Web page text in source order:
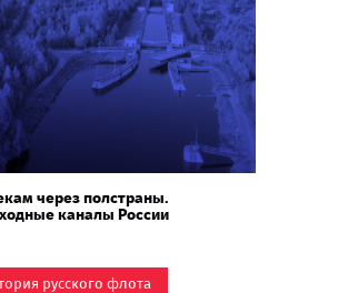
через полстраны.
каналы России
русского флота